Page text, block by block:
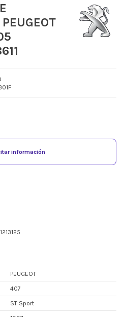
información
PEUGEOT
407
ST Sport